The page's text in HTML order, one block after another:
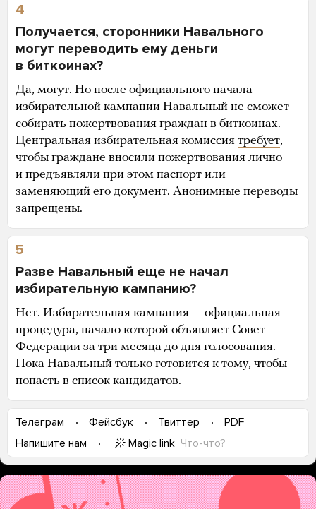
4
Получается, сторонники Навального
могут переводить ему деньги
в биткоинах?
Да, могут. Но после официального начала
избирательной кампании Навальный не сможет
собирать пожертвования граждан в биткоинах.
Центральная избирательная комиссия требует,
чтобы граждане вносили пожертвования лично
и предъявляли при этом паспорт или
заменяющий его документ. Анонимные переводы
запрещены.
5
Разве Навальный еще не начал
избирательную кампанию?
Нет. Избирательная кампания — официальная
процедура, начало которой объявляет Совет
Федерации за три месяца до дня голосования.
Пока Навальный только готовится к тому, чтобы
попасть в список кандидатов.
Телеграм Фейсбук Твиттер
PDF
Напишите нам
Magic link Что-что?